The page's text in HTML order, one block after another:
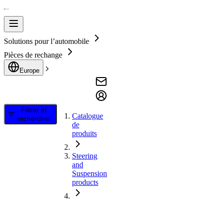
Solutions pour l’automobile
Pièces de rechange
Europe
Filtrer et
rechercher
Catalogue
de
produits
Steering
and
Suspension
products